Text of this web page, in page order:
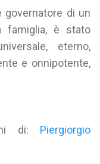
governatore di un
famiglia, è stato
eterno,
e onnipotente,
di: Piergiorgio